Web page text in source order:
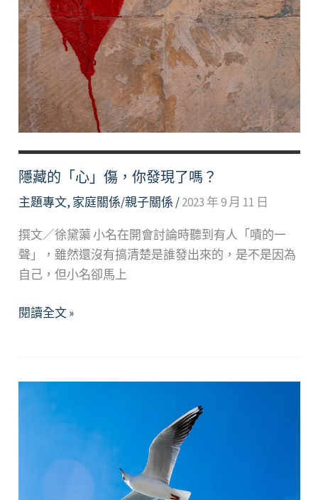
—
淺
談
家
庭
對
親
密
關
係
的
影
響
隱藏的「心」傷，你發現了嗎？
主題專文, 家庭關係/親子關係 /2023 年 9 月 11 日
撰文／徐黛蕖 小名在開會討論時聽到有人「嘖的一
聲」，雖然還沒有搞清楚是誰發出來的，是不是因為
自己，但小名卻馬上
隱
傷，
閱讀全文 »